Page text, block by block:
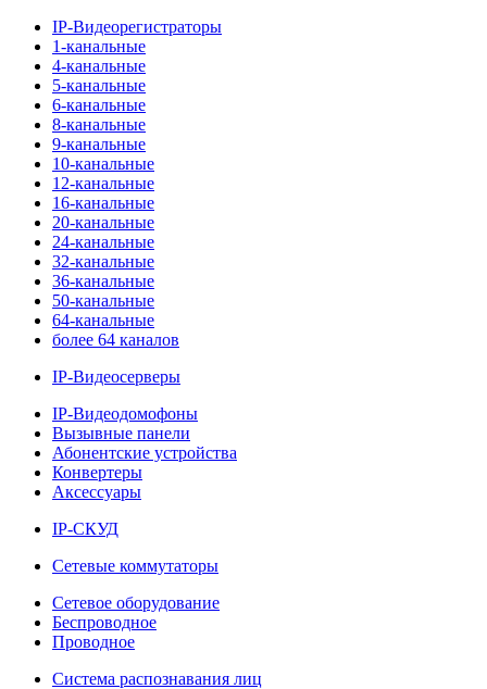
IP-Видеорегистраторы
1-канальные
4-канальные
5-канальные
6-канальные
8-канальные
9-канальные
10-канальные
12-канальные
16-канальные
20-канальные
24-канальные
32-канальные
36-канальные
50-канальные
64-канальные
более 64 каналов
IP-Видеосерверы
IP-Видеодомофоны
Вызывные панели
Абонентские устройства
Конвертеры
Аксессуары
IP-СКУД
Сетевые коммутаторы
Сетевое оборудование
Беспроводное
Проводное
Система распознавания лиц